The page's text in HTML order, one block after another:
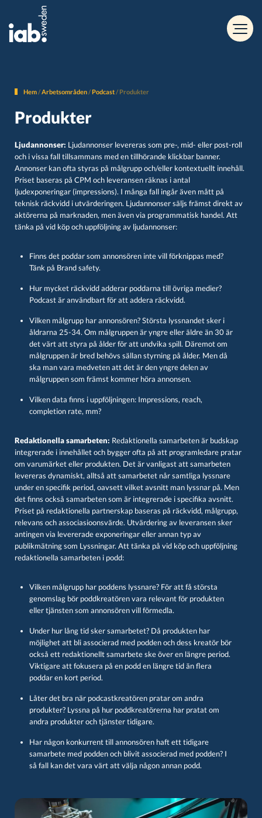
Hem/Arbetsområden/Podcast/ Produkter
Produkter
Ljudannonser: Ljudannonser levereras som pre-, mid- eller post-roll
och i vissa fall tillsammans med en tillhörande klickbar banner.
Annonser kan ofta styras på målgrupp och/eller kontextuellt innehåll.
Priset baseras på CPM och leveransen räknas i antal
ljudexponeringar (impressions). I många fall ingår även mått på
teknisk räckvidd i utvärderingen. Ljudannonser säljs främst direkt av
aktörerna på marknaden, men även via programmatisk handel. Att
tänka på vid köp och uppföljning av ljudannonser:
Finns det poddar som annonsören inte vill förknippas med?
Tänk på Brand safety.
Hur mycket räckvidd adderar poddarna till övriga medier?
Podcast är användbart för att addera räckvidd.
Vilken målgrupp har annonsören? Största lyssnandet sker i
åldrarna 25-34. Om målgruppen är yngre eller äldre än 30 är
det värt att styra på ålder för att undvika spill. Däremot om
målgruppen är bred behövs sällan styrning på ålder. Men då
ska man vara medveten att det är den yngre delen av
målgruppen som främst kommer höra annonsen.
Vilken data finns i uppföljningen: Impressions, reach,
completion rate, mm?
Redaktionella samarbeten: Redaktionella samarbeten är budskap
integrerade i innehållet och bygger ofta på att programledare pratar
om varumärket eller produkten. Det är vanligast att samarbeten
levereras dynamiskt, alltså att samarbetet når samtliga lyssnare
under en specifik period, oavsett vilket avsnitt man lyssnar på. Men
det finns också samarbeten som är integrerade i specifika avsnitt.
Priset på redaktionella partnerskap baseras på räckvidd, målgrupp,
relevans och associasioonsvärde. Utvärdering av leveransen sker
antingen via levererade exponeringar eller annan typ av
publikmätning som Lyssningar. Att tänka på vid köp och uppföljning
redaktionella samarbeten i podd:
Vilken målgrupp har poddens lyssnare? För att få största
genomslag bör poddkreatören vara relevant för produkten
eller tjänsten som annonsören vill förmedla.
Under hur lång tid sker samarbetet? Då produkten har
möjlighet att bli associerad med podden och dess kreatör bör
också ett redaktionellt samarbete ske över en längre period.
Viktigare att fokusera på en podd en längre tid än flera
poddar en kort period.
Låter det bra när podcastkreatören pratar om andra
produkter? Lyssna på hur poddkreatörerna har pratat om
andra produkter och tjänster tidigare.
Har någon konkurrent till annonsören haft ett tidigare
samarbete med podden och blivit associerad med podden? I
så fall kan det vara värt att välja någon annan podd.